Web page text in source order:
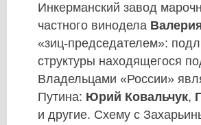
Инкерманский завод
частного винодела
«зиц-председателем»:
структуры находящегося
Владельцами «России»
Путина: Юрий Ковальчук,
и другие. Схему с